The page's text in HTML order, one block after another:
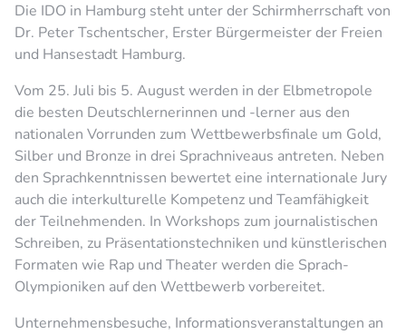
Die IDO in Hamburg steht unter der Schirmherrschaft von
Dr. Peter Tschentscher, Erster Bürgermeister der Freien
und Hansestadt Hamburg.
Vom 25. Juli bis 5. August werden in der Elbmetropole
die besten Deutschlernerinnen und -lerner aus den
nationalen Vorrunden zum Wettbewerbsfinale um Gold,
Silber und Bronze in drei Sprachniveaus antreten. Neben
den Sprachkenntnissen bewertet eine internationale Jury
auch die interkulturelle Kompetenz und Teamfähigkeit
der Teilnehmenden. In Workshops zum journalistischen
Schreiben, zu Präsentationstechniken und künstlerischen
Formaten wie Rap und Theater werden die Sprach-
Olympioniken auf den Wettbewerb vorbereitet.
Unternehmensbesuche, Informationsveranstaltungen an